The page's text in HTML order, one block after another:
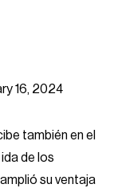
16, 2024
también en el
de los
amplió su ventaja